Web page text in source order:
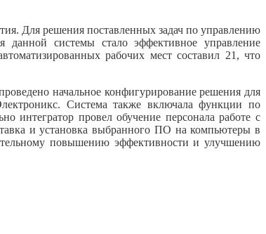
Для решения поставленных задач по управлению
системы стало эффективное управление
рабочих мест составил 21, что
начальное конфигурирование решения для
Система также включала функции по
провел обучение персонала работе с
и установка выбранного ПО на компьютеры в
повышению эффективности и улучшению